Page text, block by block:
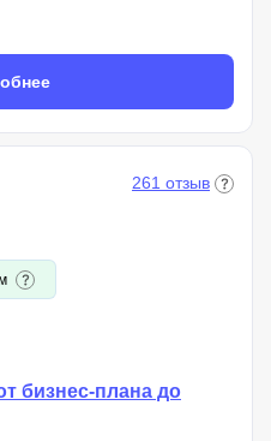
261 отзыв
бизнес-плана до